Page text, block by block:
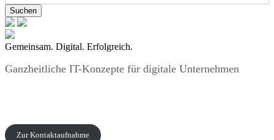
Gemeinsam. Digital. Erfolgreich.
Ganzheitliche IT-Konzepte für digitale Unternehmen
Zur Kontaktaufnahme